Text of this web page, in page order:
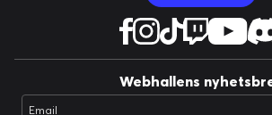
Webhallens
Email